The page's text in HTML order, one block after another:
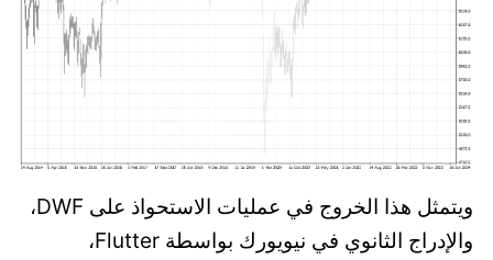
ويتمثل هذا الخروج في عمليات الاستحواذ على DWF،
والإدراج الثانوي في نيويورك بواسطة Flutter،